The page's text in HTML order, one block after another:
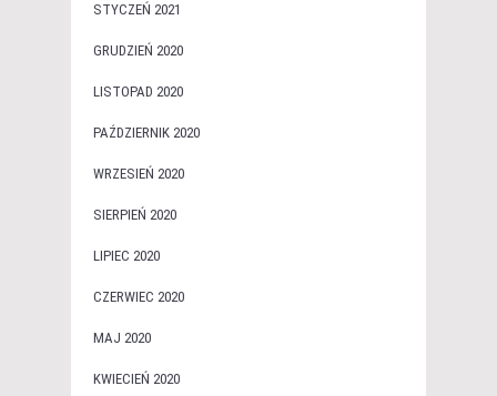
STYCZEŃ 2021
GRUDZIEŃ 2020
LISTOPAD 2020
PAŹDZIERNIK 2020
WRZESIEŃ 2020
SIERPIEŃ 2020
LIPIEC 2020
CZERWIEC 2020
MAJ 2020
KWIECIEŃ 2020